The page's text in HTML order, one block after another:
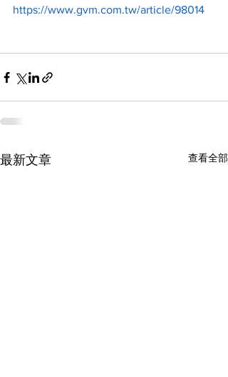
https://www.gvm.com.tw/article/98014
最新文章 查看全部